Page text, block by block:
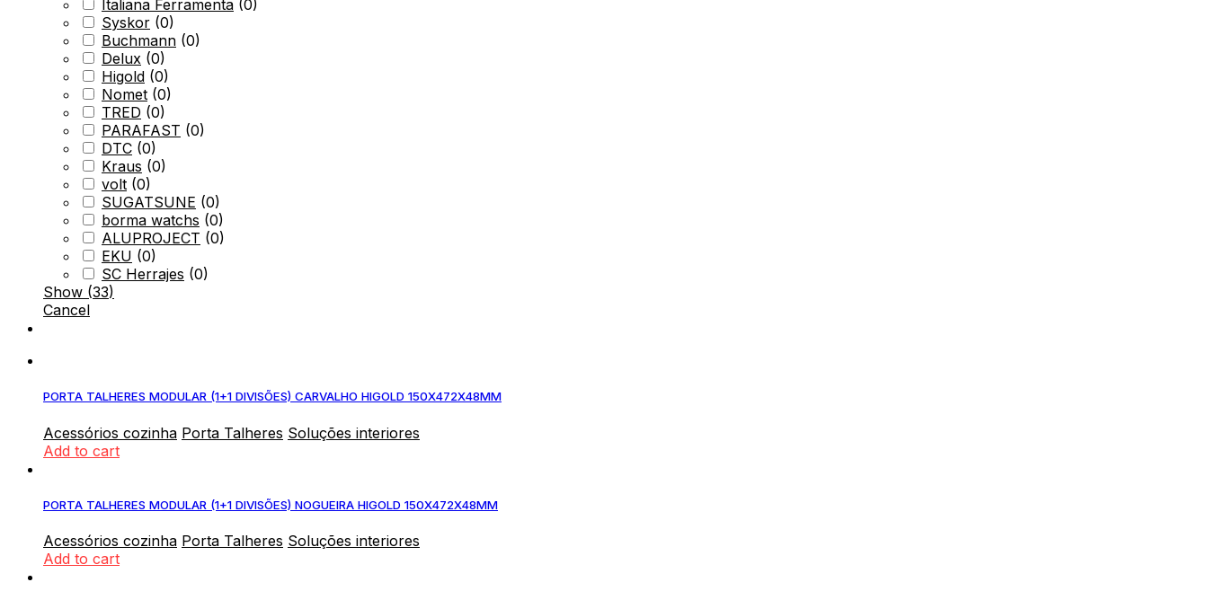
Italiana Ferramenta (0)
Syskor (0)
Buchmann (0)
Delux (0)
Higold (0)
Nomet (0)
TRED (0)
PARAFAST (0)
DTC (0)
Kraus (0)
volt (0)
SUGATSUNE (0)
borma watchs (0)
ALUPROJECT (0)
EKU (0)
SC Herrajes (0)
Show (33)
Cancel
PORTA TALHERES MODULAR (1+1 DIVISÕES) CARVALHO HIGOLD 150X472X48MM
Acessórios cozinha Porta Talheres Soluções interiores
Add to cart
PORTA TALHERES MODULAR (1+1 DIVISÕES) NOGUEIRA HIGOLD 150X472X48MM
Acessórios cozinha Porta Talheres Soluções interiores
Add to cart